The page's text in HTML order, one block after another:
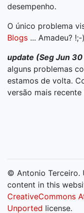
desempenho.
O único problema
Blogs ... Amadeu? !;-)
update (Seg Jun
alguns problemas
estamos de volta.
versão mais recente
© Antonio Terceiro.
content in this
CreativeCommons
Unported license.